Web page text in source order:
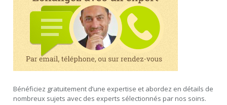
Bénéficiez gratuitement d’une expertise et abordez en détails de
nombreux sujets avec des experts sélectionnés par nos soins.